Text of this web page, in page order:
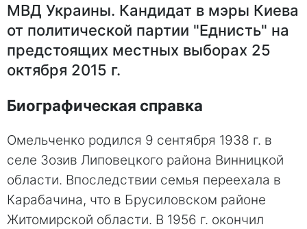
МВД Украины. Кандидат в мэры Киева
от политической партии "Еднисть" на
предстоящих местных выборах 25
октября 2015 г.
Биографическая справка
Омельченко родился 9 сентября 1938 г. в
селе Зозив Липовецкого района Винницкой
области. Впоследствии семья переехала в
Карабачина, что в Брусиловском районе
Житомирской области. В 1956 г. окончил